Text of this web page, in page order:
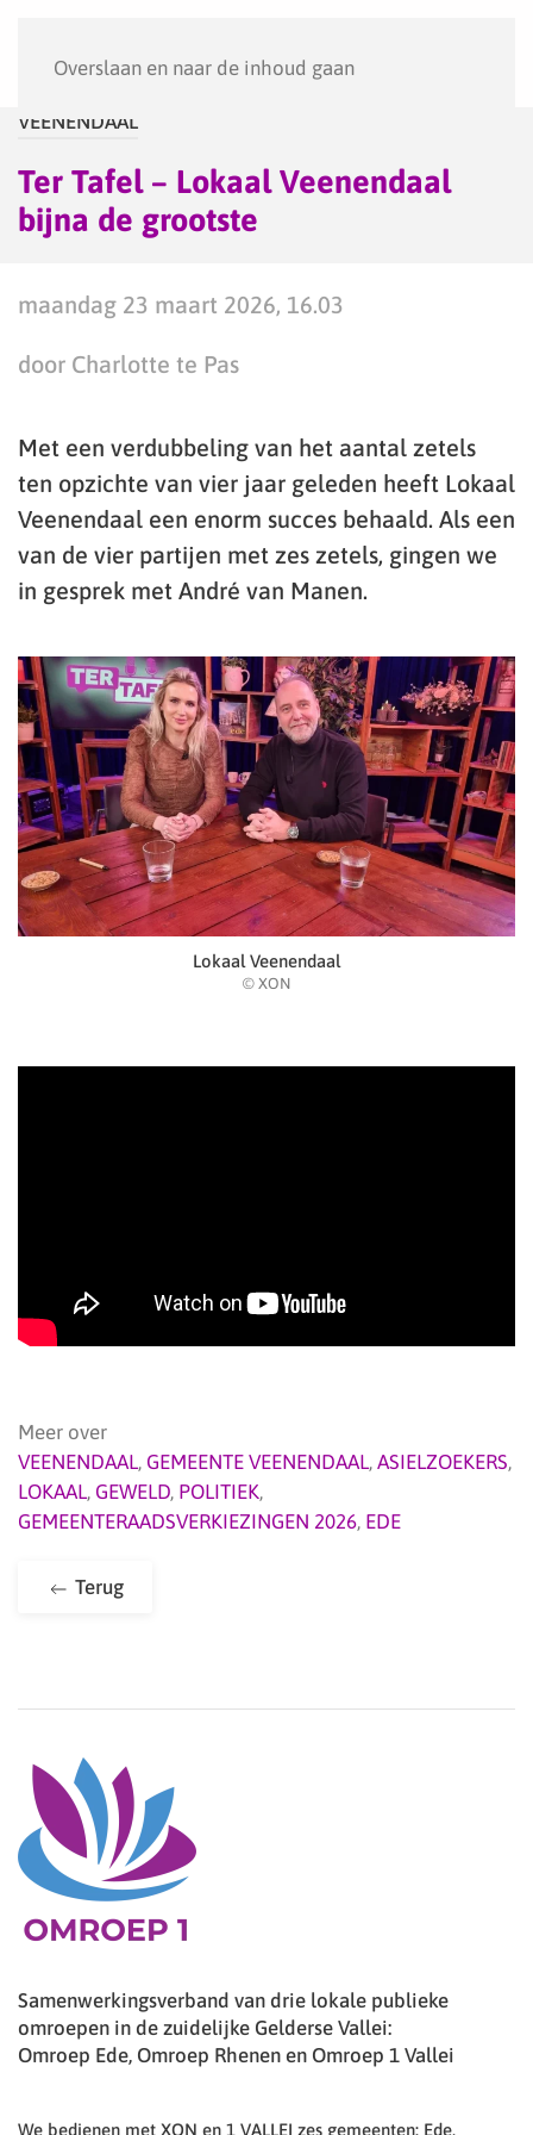
Overslaan en naar de inhoud gaan
VEENENDAAL
Ter Tafel – Lokaal Veenendaal
bijna de grootste
maandag 23 maart 2026, 16.03
door Charlotte te Pas
Met een verdubbeling van het aantal zetels
ten opzichte van vier jaar geleden heeft Lokaal
Veenendaal een enorm succes behaald. Als een
van de vier partijen met zes zetels, gingen we
in gesprek met André van Manen.
Lokaal Veenendaal
© XON
Meer over
VEENENDAAL, GEMEENTE VEENENDAAL, ASIELZOEKERS,
LOKAAL, GEWELD, POLITIEK,
GEMEENTERAADSVERKIEZINGEN 2026, EDE
Terug
Samenwerkingsverband van drie lokale publieke
omroepen in de zuidelijke Gelderse Vallei:
Omroep Ede, Omroep Rhenen en Omroep 1 Vallei
We bedienen met XON en 1 VALLEI zes gemeenten: Ede,